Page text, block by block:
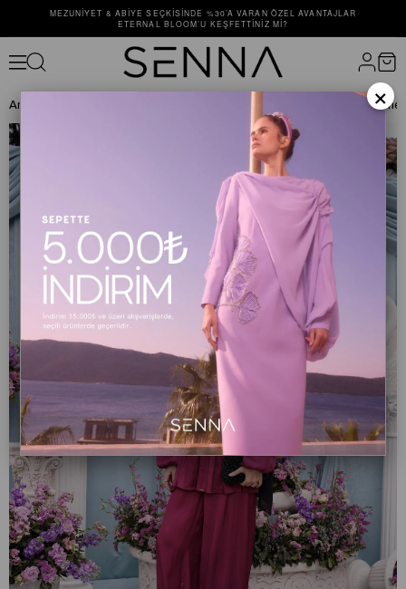
MEZUNIYET & ABIYE SEÇKISINDE %30’A VARAN ÖZEL AVANTAJLAR
ETERNAL BLOOM’U KEŞFETTINIZ MI?
Anasayfa 50049 FAWN PANTOLON Vişne
×